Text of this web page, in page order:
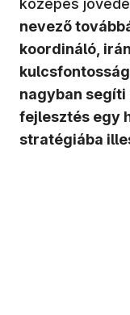
közepes
nevező
koordináló,
nagyban segíti
fejlesztés egy
stratégiába